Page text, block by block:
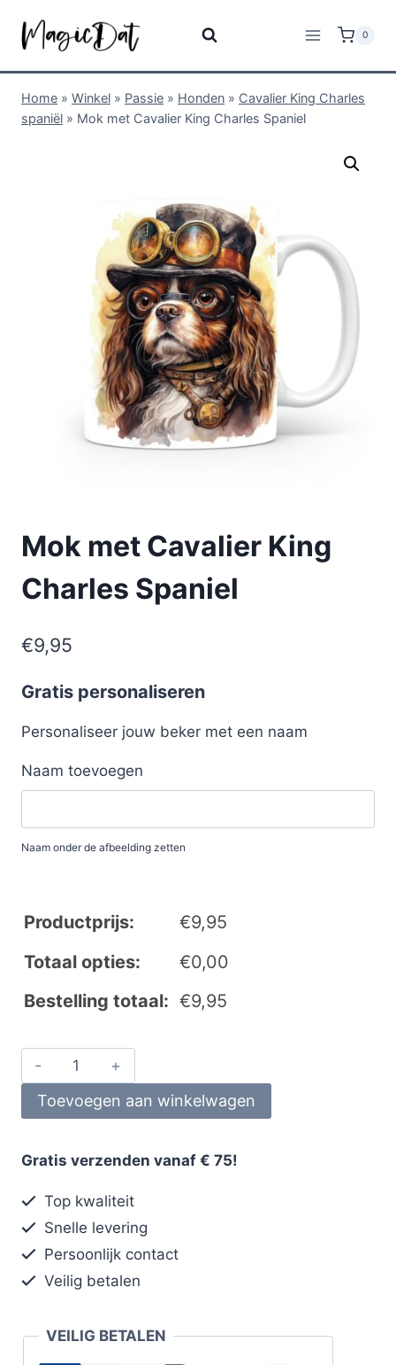
0
Home » Winkel » Passie » Honden » Cavalier King Charles
spaniël » Mok met Cavalier King Charles Spaniel
Mok met Cavalier King
Charles Spaniel
€9,95
Gratis personaliseren
Personaliseer jouw beker met een naam
Naam toevoegen
Naam onder de afbeelding zetten
Productprijs: €9,95
Totaal opties:
€0,00
Bestelling totaal: €9,95
Toevoegen aan winkelwagen
Gratis verzenden vanaf € 75!
Top kwaliteit
Snelle levering
Persoonlijk contact
Veilig betalen
VEILIG BETALEN